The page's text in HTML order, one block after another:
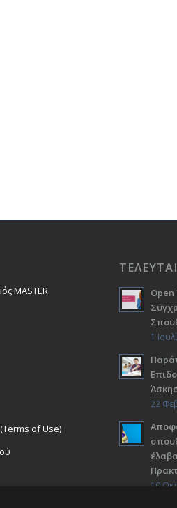
MASTER
of Use)
Open
1
22
10